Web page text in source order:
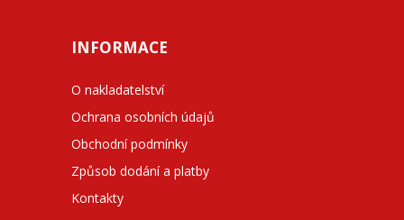
INFORMACE
O nakladatelství
Ochrana osobních údajů
Obchodní podmínky
Způsob dodání a platby
Kontakty